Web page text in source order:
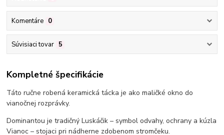
Komentáre 0
Súvisiaci tovar 5
Kompletné špecifikácie
Táto ručne robená keramická tácka je ako maličké okno do
vianočnej rozprávky.
Dominantou je tradičný Luskáčik – symbol odvahy, ochrany a kúzla
Vianoc – stojaci pri nádherne zdobenom stromčeku.